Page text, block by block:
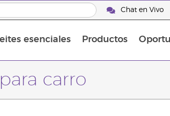
Chat en Vivo
esenciales Productos
carro